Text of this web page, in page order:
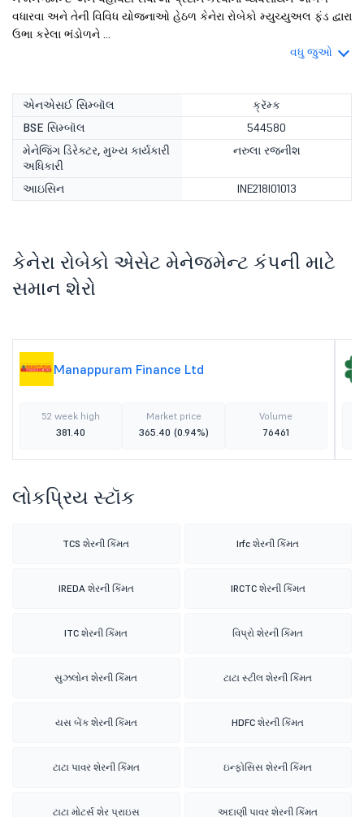
વધારવા અને તેની વિવિધ યોજનાઓ હેઠળ કેનેરા રોબેકો મ્યુચ્યુઅલ ફંડ દ્વારા
ઉભા કરેલા ભંડોળને ...
વધુ જુઓ
એનએસઈ સિમ્બૉલ
ક્રૅમ્ક
BSE સિમ્બૉલ
544580
મેનેજિંગ ડિરેક્ટર, મુખ્ય કાર્યકારી
અધિકારી
નરુલા રજનીશ
આઇસિન INE218I01013
કેનેરા રોબેકો એસેટ મેનેજમેન્ટ કંપની માટે
સમાન શેરો
Manappuram Finance Ltd
52 week high
381.40
Market price
365.40 (0.94%)
Volume
76461
લોકપ્રિય સ્ટૉક
TCS શેરની કિંમત Irfc શેરની કિંમત
IREDA શેરની કિંમત IRCTC શેરની કિંમત
ITC શેરની કિંમત વિપ્રો શેરની કિંમત
સુઝલોન શેરની કિંમત ટાટા સ્ટીલ શેરની કિંમત
યસ બેંક શેરની કિંમત HDFC શેરની કિંમત
ટાટા પાવર શેરની કિંમત ઇન્ફોસિસ શેરની કિંમત
ટાટા મોટર્સ શેર પ્રાઇસ અદાણી પાવર શેરની કિંમત